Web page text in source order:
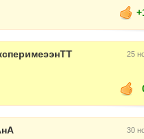
25
30